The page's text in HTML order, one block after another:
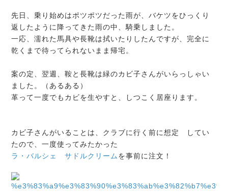
先日、乗り始めはポツポツだった雨が、バケツをひっくり
返したように降ってきた雨の中、騎乗しました。
一応、濡れた馬具や長靴は拭いたりしたんですが、完全に
乾くまで待ってられないまま帰宅。
案の定、翌週、鞍と長靴は緑のカビ子さんがいらっしゃい
ました。（あるある）
革って一度でもカビを生やすと、しつこく居座ります。
カビ子さんがいることは、クラブに行く前に想定 してい
たので、一度使ってみたかった
ラ・バルシェ サドルクリーム を事前に注文！